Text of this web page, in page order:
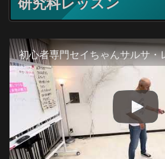
研究科レッスン